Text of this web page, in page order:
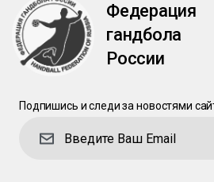
Федерация
гандбола
России
Подпишись и следи за новостями